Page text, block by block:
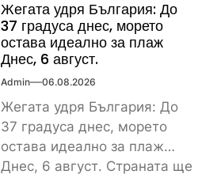
сутрин...
Жегата удря България: До
37 градуса днес, морето
остава идеално за плаж
Днес, 6 август.
Admin 06.08.2026
Жегата удря България: До
37 градуса днес, морето
остава идеално за плаж
Днес, 6 август. Страната ще